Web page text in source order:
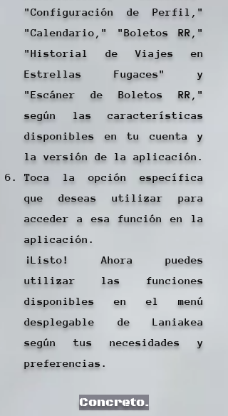
"Configuración de Perfil,"
"Calendario," "Boletos RR,"
"Historial de Viajes en
Estrellas Fugaces" y
"Escáner de Boletos RR,"
según las características
disponibles en tu cuenta y
la versión de la aplicación.
Toca la opción específica
que deseas utilizar para
acceder a esa función en la
aplicación.
¡Listo! Ahora puedes
utilizar las funciones
disponibles en el menú
desplegable de Laniakea
según tus necesidades y
preferencias.
Concreto.